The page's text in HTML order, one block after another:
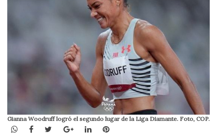
Gianna Woodruff logró el segundo lugar de la Liga Diamante. Foto, COP.
WhatsApp
Facebook
TwitterGoogle+LinkedInPinterest